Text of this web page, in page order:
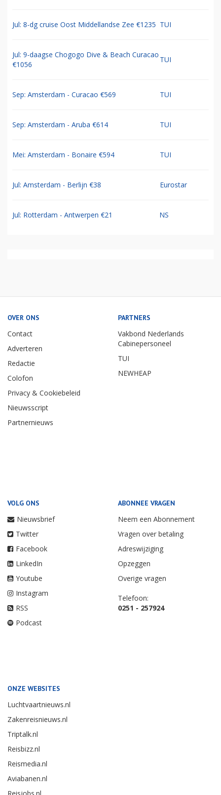
Jul: 8-dg cruise Oost Middellandse Zee €1235 TUI
Jul: 9-daagse Chogogo Dive & Beach Curacao
€1056
TUI
Sep: Amsterdam - Curacao €569 TUI
Sep: Amsterdam - Aruba €614 TUI
Mei: Amsterdam - Bonaire €594 TUI
Jul: Amsterdam - Berlijn €38 Eurostar
Jul: Rotterdam - Antwerpen €21 NS
OVER ONS
Contact
Adverteren
Redactie
Colofon
Privacy & Cookiebeleid
Nieuwsscript
Partnernieuws
PARTNERS
Vakbond Nederlands
Cabinepersoneel
TUI
NEWHEAP
VOLG ONS
Nieuwsbrief
Twitter
Facebook
LinkedIn
Youtube
Instagram
RSS
Podcast
ABONNEE VRAGEN
Neem een Abonnement
Vragen over betaling
Adreswijziging
Opzeggen
Overige vragen
Telefoon:
0251 - 257924
ONZE WEBSITES
Luchtvaartnieuws.nl
Zakenreisnieuws.nl
Triptalk.nl
Reisbizz.nl
Reismedia.nl
Aviabanen.nl